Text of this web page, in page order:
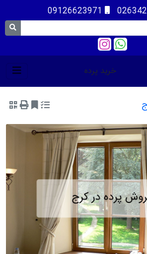
09126623971
خرید پرده